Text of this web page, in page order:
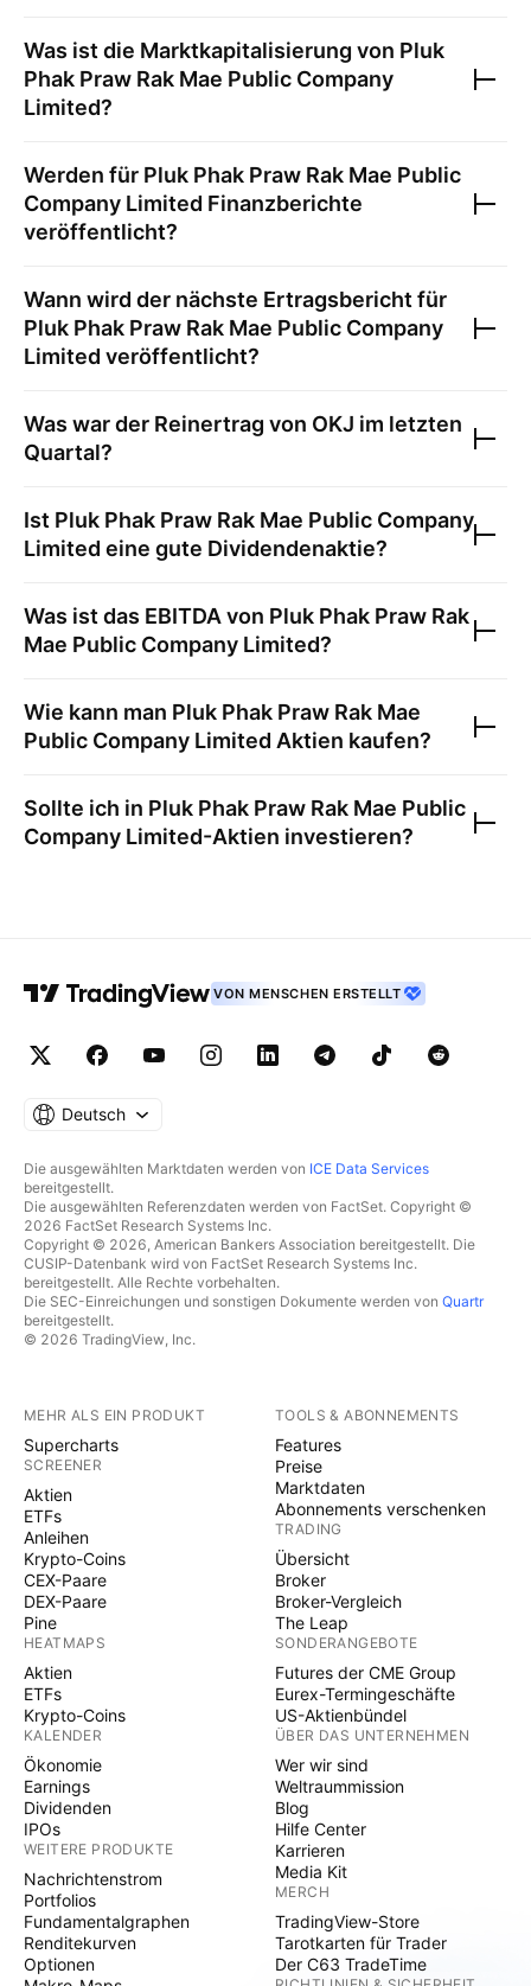
Was ist die Marktkapitalisierung von Pluk
Phak Praw Rak Mae Public Company
Limited?
Werden für Pluk Phak Praw Rak Mae Public
Company Limited Finanzberichte
veröffentlicht?
Wann wird der nächste Ertragsbericht für
Pluk Phak Praw Rak Mae Public Company
Limited veröffentlicht?
Was war der Reinertrag von OKJ im letzten
Quartal?
Ist Pluk Phak Praw Rak Mae Public Company
Limited eine gute Dividendenaktie?
Was ist das EBITDA von Pluk Phak Praw Rak
Mae Public Company Limited?
Wie kann man Pluk Phak Praw Rak Mae
Public Company Limited Aktien kaufen?
Sollte ich in Pluk Phak Praw Rak Mae Public
Company Limited-Aktien investieren?
VON MENSCHEN ERSTELLT
Deutsch
Die ausgewählten Marktdaten werden von ICE Data Services
bereitgestellt.
Die ausgewählten Referenzdaten werden von FactSet. Copyright ©
2026 FactSet Research Systems Inc.
Copyright © 2026, American Bankers Association bereitgestellt. Die
CUSIP-Datenbank wird von FactSet Research Systems Inc.
bereitgestellt. Alle Rechte vorbehalten.
Die SEC-Einreichungen und sonstigen Dokumente werden von Quartr
bereitgestellt.
© 2026 TradingView, Inc.
MEHR ALS EIN PRODUKT
Supercharts
SCREENER
Aktien
ETFs
Anleihen
Krypto-Coins
CEX-Paare
DEX-Paare
Pine
HEATMAPS
Aktien
ETFs
Krypto-Coins
KALENDER
Ökonomie
Earnings
Dividenden
IPOs
WEITERE PRODUKTE
Nachrichtenstrom
Portfolios
Fundamentalgraphen
Renditekurven
Optionen
TOOLS & ABONNEMENTS
Features
Preise
Marktdaten
Abonnements verschenken
TRADING
Übersicht
Broker
Broker-Vergleich
The Leap
SONDERANGEBOTE
Futures der CME Group
Eurex-Termingeschäfte
US-Aktienbündel
ÜBER DAS UNTERNEHMEN
Wer wir sind
Weltraummission
Blog
Hilfe Center
Karrieren
Media Kit
MERCH
TradingView-Store
Tarotkarten für Trader
Der C63 TradeTime